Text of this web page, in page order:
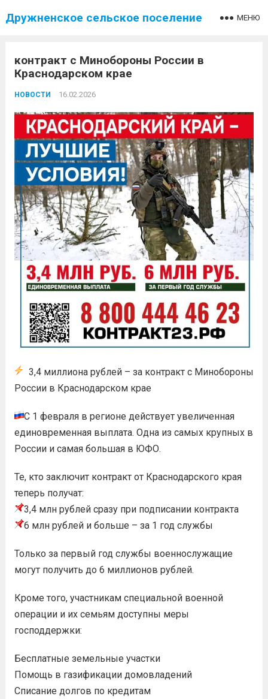
Дружненское сельское поселение МЕНЮ
контракт с Минобороны России в
Краснодарском крае
НОВОСТИ 16.02.2026
3,4 миллиона рублей – за контракт с Минобороны
России в Краснодарском крае
С 1 февраля в регионе действует увеличенная
единовременная выплата. Одна из самых крупных в
России и самая большая в ЮФО.
Те, кто заключит контракт от Краснодарского края
теперь получат:
3,4 млн рублей сразу при подписании контракта
6 млн рублей и больше – за 1 год службы
Только за первый год службы военнослужащие
могут получить до 6 миллионов рублей.
Кроме того, участникам специальной военной
операции и их семьям доступны меры
господдержки:
Бесплатные земельные участки
Помощь в газификации домовладений
Списание долгов по кредитам